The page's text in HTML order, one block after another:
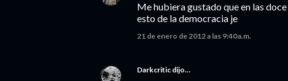
Me hubiera gustado que en las
esto de la democracia je
21 de enero de 2012 a las 9:40 a.m.
Darkcritic dijo…